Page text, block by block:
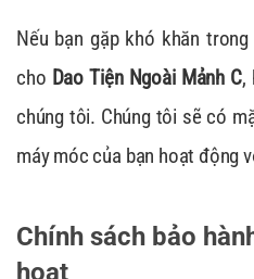
Nếu bạn gặp khó khăn
cho Dao Tiện Ngoài Mảnh C,
chúng tôi. Chúng tôi sẽ có
máy móc của bạn hoạt động
Chính sách bảo
hoạt